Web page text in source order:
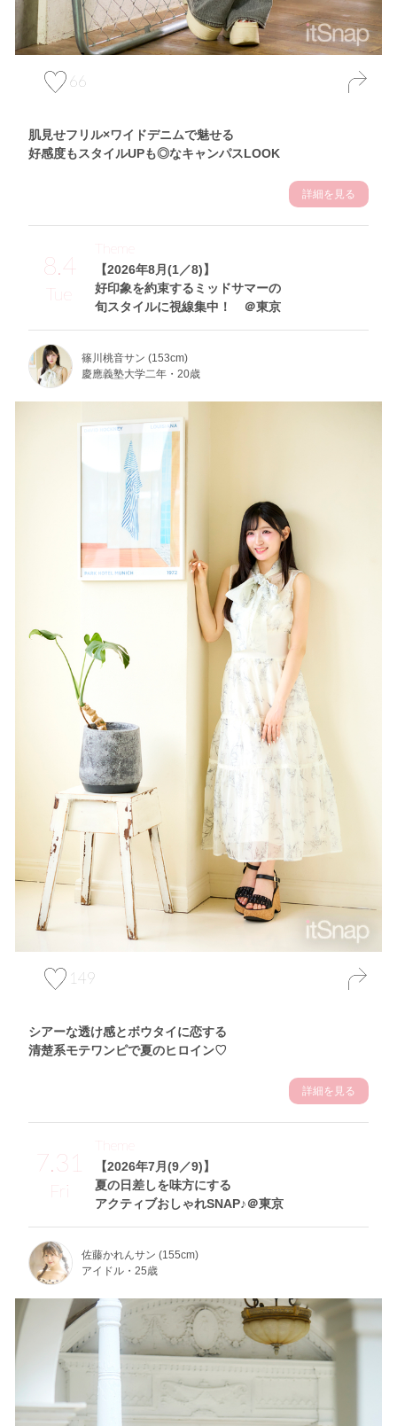
66
肌見せフリル×ワイドデニムで魅せる
好感度もスタイルUPも◎なキャンパスLOOK
詳細を見る
8.4
Tue
【2026年8月(1／8)】
好印象を約束するミッドサマーの
旬スタイルに視線集中！ ＠東京
Theme
篠川桃音サン (153cm)
慶應義塾大学二年・20歳
149
シアーな透け感とボウタイに恋する
清楚系モテワンピで夏のヒロイン♡
詳細を見る
7.31
Fri
【2026年7月(9／9)】
夏の日差しを味方にする
アクティブおしゃれSNAP♪＠東京
Theme
佐藤かれんサン (155cm)
アイドル・25歳